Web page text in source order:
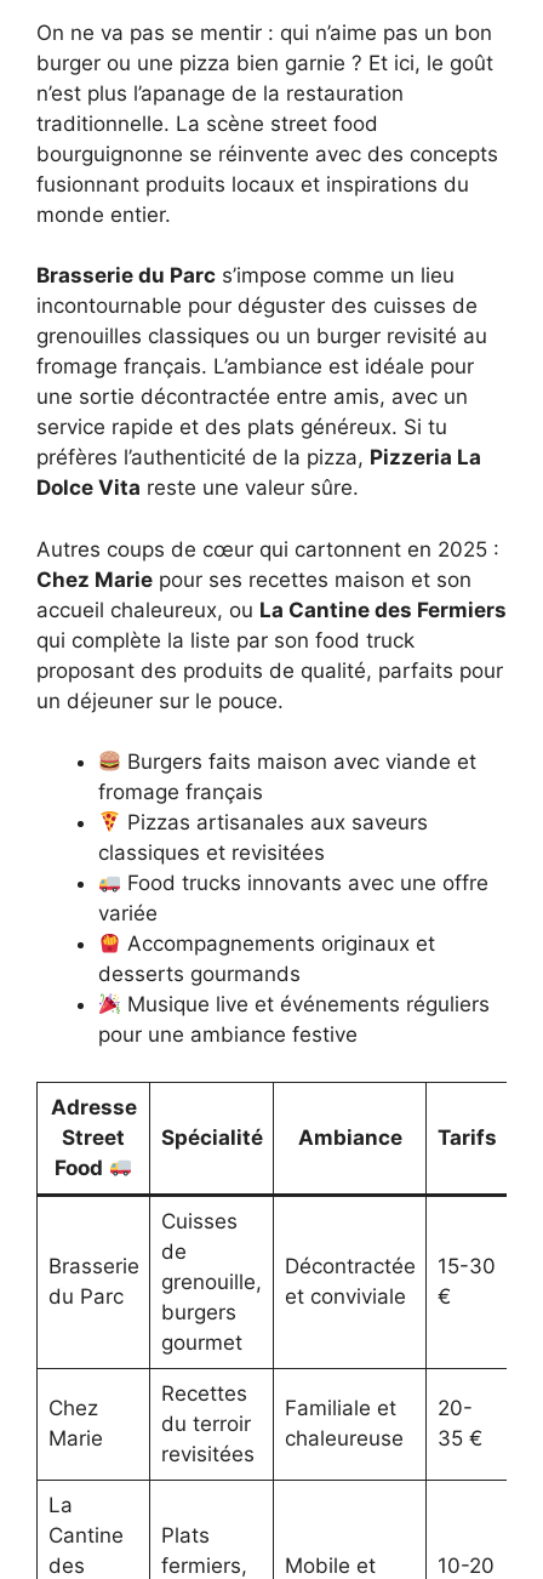
On ne va pas se mentir : qui n’aime pas un bon
burger ou une pizza bien garnie ? Et ici, le goût
n’est plus l’apanage de la restauration
traditionnelle. La scène street food
bourguignonne se réinvente avec des concepts
fusionnant produits locaux et inspirations du
monde entier.
Brasserie du Parc s’impose comme un lieu
incontournable pour déguster des cuisses de
grenouilles classiques ou un burger revisité au
fromage français. L’ambiance est idéale pour
une sortie décontractée entre amis, avec un
service rapide et des plats généreux. Si tu
préfères l’authenticité de la pizza, Pizzeria La
Dolce Vita reste une valeur sûre.
Autres coups de cœur qui cartonnent en 2025 :
Chez Marie pour ses recettes maison et son
accueil chaleureux, ou La Cantine des Fermiers
qui complète la liste par son food truck
proposant des produits de qualité, parfaits pour
un déjeuner sur le pouce.
Burgers faits maison avec viande et
fromage français
Pizzas artisanales aux saveurs
classiques et revisitées
Food trucks innovants avec une offre
variée
Accompagnements originaux et
desserts gourmands
Musique live et événements réguliers
pour une ambiance festive
Adresse
Street
Food
Spécialité Ambiance Tarifs
Brasserie
du Parc
Cuisses
de
grenouille,
burgers
gourmet
Décontractée
et conviviale
15-30
€
Chez
Marie
Recettes
du terroir
revisitées
Familiale et
chaleureuse
20-
35 €
La
Cantine
des
Plats
fermiers,
Mobile et 10-20